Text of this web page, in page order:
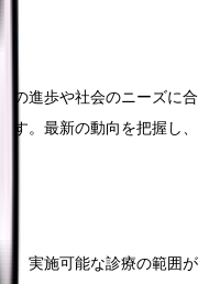
の進歩や社会のニーズに合
す。最新の動向を把握し、
、実施可能な診療の範囲が